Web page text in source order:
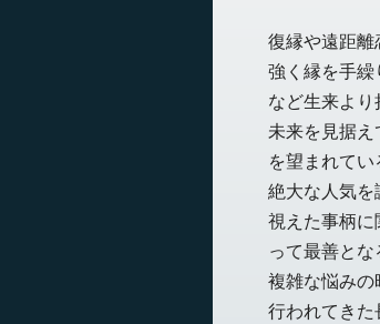
復縁や遠距離
強く縁を手繰
など生来よ
未来を見据え
を望まれて
絶大な人気を
視えた事柄に
って最善とな
複雑な悩みの
行われてきた